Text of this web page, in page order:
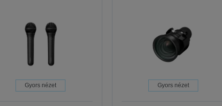
Gyors nézet Gyors nézet